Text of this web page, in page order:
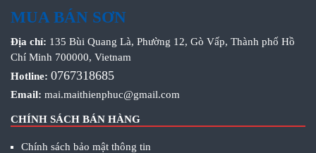
MUA BÁN SƠN
Địa chỉ: 135 Bùi Quang Là, Phường 12, Gò Vấp, Thành phố Hồ
Chí Minh 700000, Vietnam
Hotline: 0767318685
Email: mai.maithienphuc@gmail.com
CHÍNH SÁCH BÁN HÀNG
Chính sách bảo mật thông tin